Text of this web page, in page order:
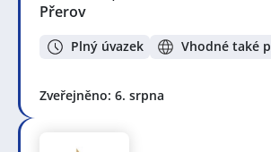
Přerov
Plný úvazek Vhodné také
Zveřejněno: 6. srpna